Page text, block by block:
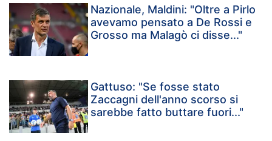
Nazionale, Maldini: "Oltre a Pirlo
avevamo pensato a De Rossi e
Grosso ma Malagò ci disse..."
Gattuso: "Se fosse stato
Zaccagni dell'anno scorso si
sarebbe fatto buttare fuori..."